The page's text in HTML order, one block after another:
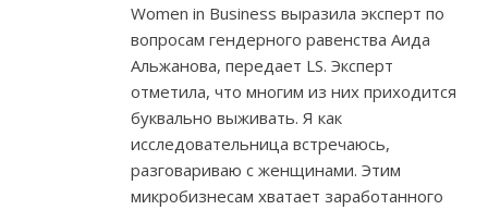
Women in Business выразила эксперт по
вопросам гендерного равенства Аида
Альжанова, передает LS. Эксперт
отметила, что многим из них приходится
буквально выживать. Я как
исследовательница встречаюсь,
разговариваю с женщинами. Этим
микробизнесам хватает заработанного